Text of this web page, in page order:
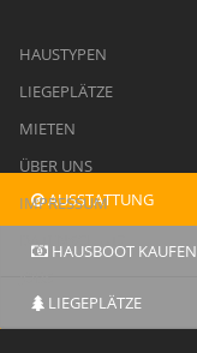
AUSSTATTUNG
HAUSBOOT KAUFEN
LIEGEPLÄTZE
HAUSTYPEN
LIEGEPLÄTZE
MIETEN
ÜBER UNS
IMPRESSUM
DATENSCHUTZ